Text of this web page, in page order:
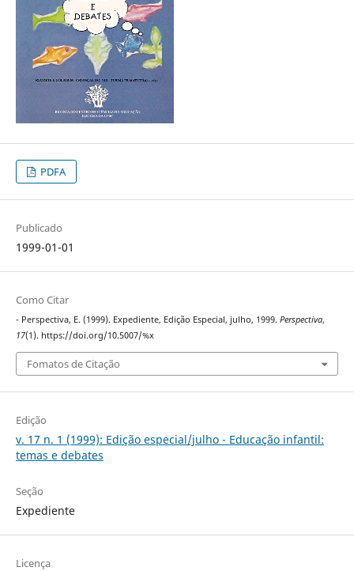
PDFA
Publicado
1999-01-01
Como Citar
- Perspectiva, E. (1999). Expediente, Edição Especial, julho, 1999. Perspectiva,
17(1). https://doi.org/10.5007/%x
Fomatos de Citação
Edição
v. 17 n. 1 (1999): Edição especial/julho - Educação infantil:
temas e debates
Seção
Expediente
Licença